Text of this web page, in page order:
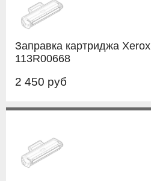
Заправка картриджа Xerox
113R00668
2 450 руб